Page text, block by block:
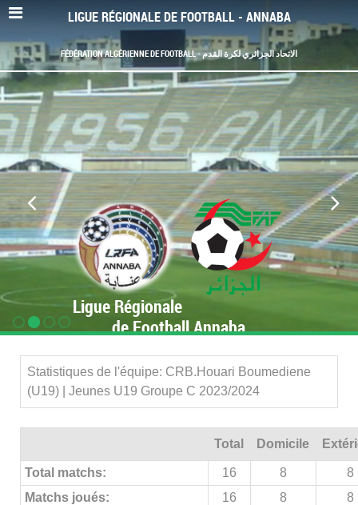
LIGUE RÉGIONALE DE FOOTBALL - ANNABA
FÉDÉRATION ALGÉRIENNE DE FOOTBALL - الاتحاد الجزائري لكرة القدم
Ligue Régionale
de Football Annaba
Statistiques de l'équipe: CRB.Houari Boumediene
(U19) | Jeunes U19 Groupe C 2023/2024
Total Domicile
Total matchs: 16 8
8
Matchs joués:
16 8
8